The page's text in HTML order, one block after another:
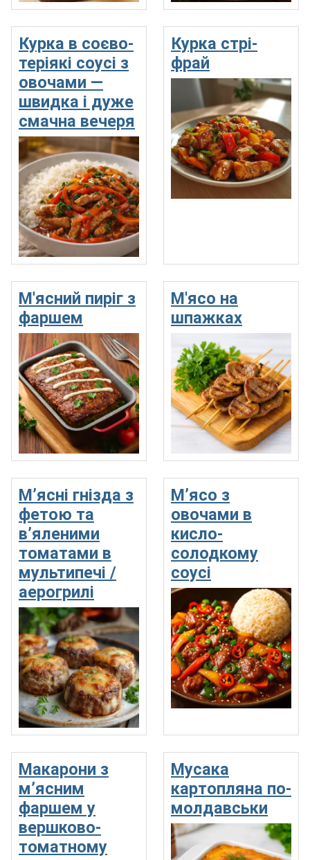
Курка в соєво-
теріякі соусі з
овочами —
швидка і дуже
смачна вечеря
Курка стрі-
фрай
М'ясний пиріг з
фаршем
М'ясо на
шпажках
М’ясні гнізда з
фетою та
в’яленими
томатами в
мультипечі /
аерогрилі
М’ясо з
овочами в
кисло-
солодкому
соусі
Макарони з
м’ясним
фаршем у
вершково-
томатному
Мусака
картопляна по-
молдавськи